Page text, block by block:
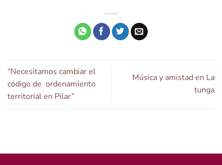
“Necesitamos cambiar el
código de ordenamiento
territorial en Pilar”
Música y amistad en La
tunga